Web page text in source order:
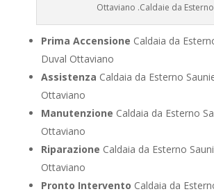
Ottaviano .Caldaie da Esterno
Prima Accensione Caldaia da
Duval Ottaviano
Assistenza Caldaia da Esterno
Ottaviano
Manutenzione Caldaia da Esterno
Ottaviano
Riparazione Caldaia da Esterno
Ottaviano
Pronto Intervento Caldaia da